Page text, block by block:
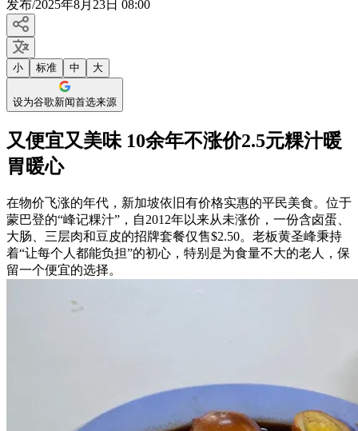
发布/2025年8月23日 08:00
小 标准 中 大
设为谷歌新闻首选来源
又便宜又美味 10余年不涨价2.5元粿汁暖
胃暖心
在物价飞涨的年代，新加坡依旧有价格实惠的平民美食。位于
蒙巴登的“峰记粿汁”，自2012年以来从未涨价，一份含卤蛋、
大肠、三层肉和豆皮的招牌套餐仅售$2.50。老板黄圣峰秉持
着“让每个人都能负担”的初心，特别是为食量不大的老人，保
留一个便宜的选择。